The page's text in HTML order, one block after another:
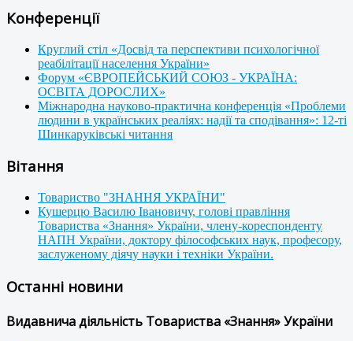
Конференції
Круглий стіл «Досвід та перспективи психологічної
реабілітації населення України»
Форум «ЄВРОПЕЙСЬКИЙ СОЮЗ - УКРАЇНА:
ОСВІТА ДОРОСЛИХ»
Міжнародна науково-практична конференція «Проблеми
людини в українських реаліях: надії та сподівання»: 12-ті
Шинкаруківські читання
Вітання
Товариство "ЗНАННЯ УКРАЇНИ"
Кушерцю Василю Івановичу, голові правління
Товариства «Знання» України, члену-кореспонденту
НАПН України, доктору філософських наук, професору,
заслуженому діячу науки і техніки України.
Останні новини
Видавнича діяльність Товариства «Знання» України